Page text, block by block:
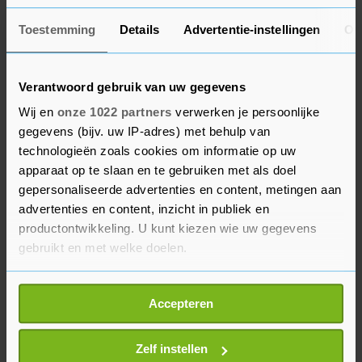
Toestemming Details Advertentie-instellingen
Verantwoord gebruik van uw gegevens
Wij en onze 1022 partners verwerken je persoonlijke
gegevens (bijv. uw IP-adres) met behulp van
technologieën zoals cookies om informatie op uw
apparaat op te slaan en te gebruiken met als doel
gepersonaliseerde advertenties en content, metingen aan
advertenties en content, inzicht in publiek en
productontwikkeling. U kunt kiezen wie uw gegevens
gebruikt en met welke doelen.
Als u het toestaat, willen we ook graag:
Informatie verzamelen over uw geografische
locatie, die tot een paar meter nauwkeurig kan zijn
Uw apparaat identificeren door het actief te
Accepteren
Zelf instellen
welkome nieuwe uitdaging. Ik zal de supporters
hier in Atlanta nooit vergeten, ze zijn echt
bedanken voor al hun steun, het was mij een
genoegen om met jullie allemaal samen te
werken."
De 50-jarige De Boer begon zijn loopbaan als
hoofdtrainer eind 2010 bij Ajax. Met de
Amsterdammers behaalde hij vier landstitels op
rij. In de zomer van 2016 ging De Boer aan de
slag bij Internazionale, waar hij een kleine drie
maanden later alweer moest vertrekken. Ook bij
zijn volgende werkgever, het Engelse Crystal
Palace, volgde snel ontslag.